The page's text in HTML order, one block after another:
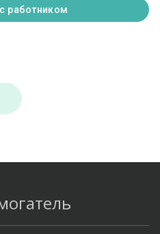
работником